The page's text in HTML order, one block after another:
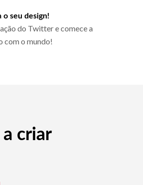
o seu design!
do Twitter e comece a
com o mundo!
criar